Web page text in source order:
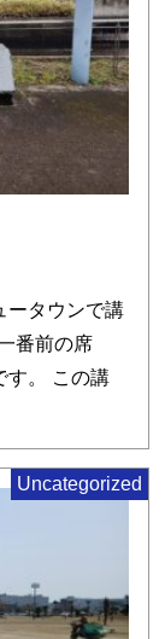
ータウンで講
番前の席
す。 この講
Uncategorized